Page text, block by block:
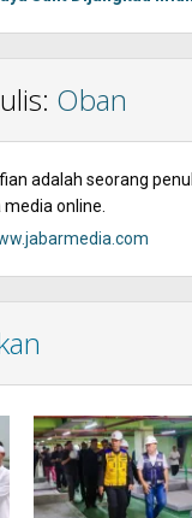
Oban
adalah seorang
online.